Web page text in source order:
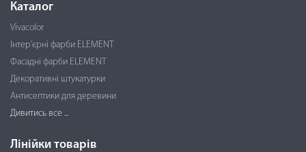
Каталог
Vivacolor
Інтер'єрні фарби ELEMENT
Фасадні фарби ELEMENT
Декоративні штукатурки
Антисептики для деревини
Дивитись все ...
Лінійки товарів